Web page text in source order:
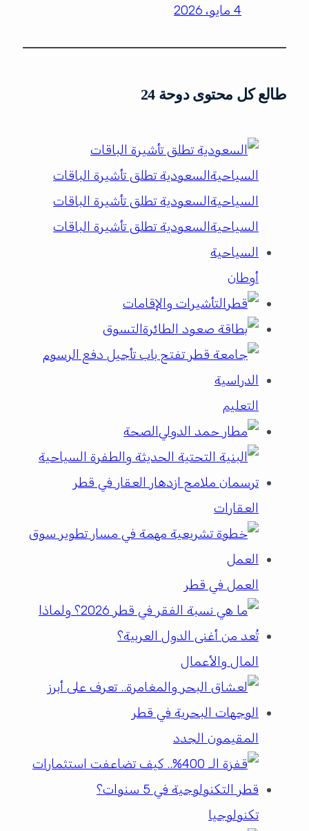
4 مايو، 2026
طالع كل محتوى دوحة 24
أوطان
التأشيرات والإقامات
التسوق
التعليم
الصحة
العقارات
العمل في قطر
المال والأعمال
المقيمون الجدد
تكنولوجيا